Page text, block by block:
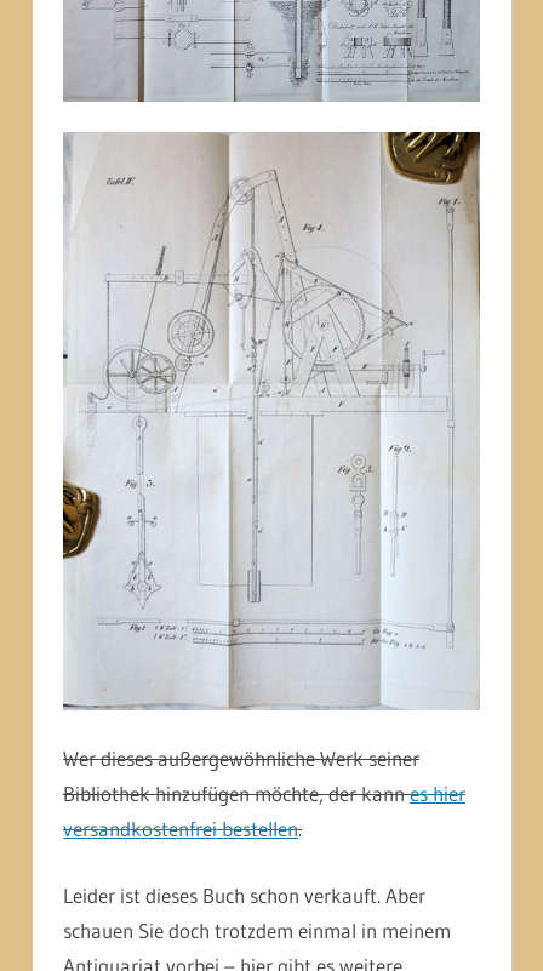
Wer dieses außergewöhnliche Werk seiner
Bibliothek hinzufügen möchte, der kannes hier
versandkostenfrei bestellen.
Leider ist dieses Buch schon verkauft. Aber
schauen Sie doch trotzdem einmal in meinem
Antiquariat vorbei – hier gibt es weitere